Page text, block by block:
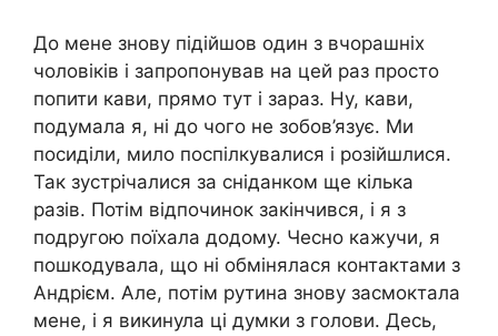
До мене знову підійшов один з вчорашніх
чоловіків і запропонував на цей раз просто
попити кави, прямо тут і зараз. Ну, кави,
подумала я, ні до чого не зобов’язує. Ми
посиділи, мило поспілкувалися і розійшлися.
Так зустрічалися за сніданком ще кілька
разів. Потім відпочинок закінчився, і я з
подругою поїхала додому. Чесно кажучи, я
пошкодувала, що ні обмінялася контактами з
Андрієм. Але, потім рутина знову засмоктала
мене, і я викинула ці думки з голови. Десь,